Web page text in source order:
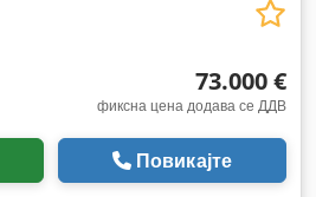
73.000 €
фиксна цена додава се ДДВ
Повикајте